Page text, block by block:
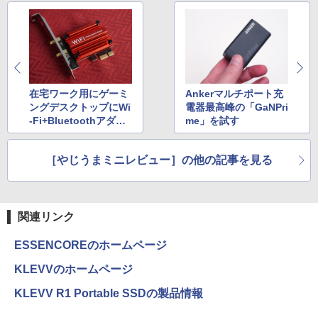
在宅ワーク用にゲーミ
ングデスクトップにWi
-Fi+Bluetoothアダプ
タを後付けした4つの
Ankerマルチポート充
電器最高峰の「GaNPri
me」を試す
［やじうまミニレビュー］の他の記事を見る
関連リンク
ESSENCOREのホームページ
KLEVVのホームページ
KLEVV R1 Portable SSDの製品情報